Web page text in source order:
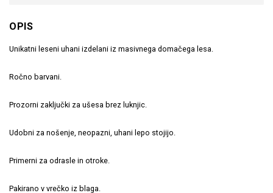
OPIS
Unikatni leseni uhani izdelani iz masivnega domačega lesa.
Ročno barvani.
Prozorni zaključki za ušesa brez luknjic.
Udobni za nošenje, neopazni, uhani lepo stojijo.
Primerni za odrasle in otroke.
Pakirano v vrečko iz blaga.